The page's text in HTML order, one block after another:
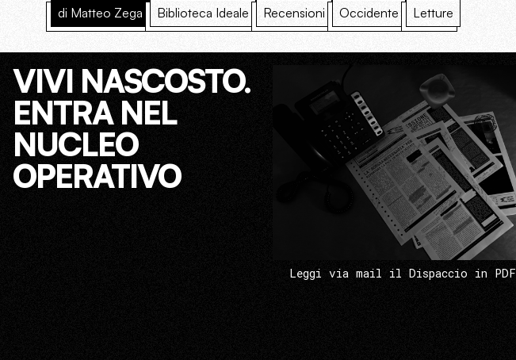
di Matteo Zega Biblioteca Ideale Recensioni Occidente Letture
VIVI NASCOSTO.
ENTRA NEL
NUCLEO
OPERATIVO
Leggi via mail il Dispaccio in PDF